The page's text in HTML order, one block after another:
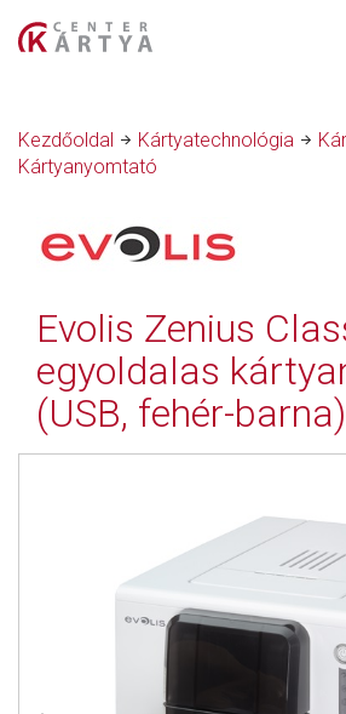
Kezdőoldal Kártyatechnológia
Kártyanyomtató
Evolis Zenius
egyoldalas
(USB, fehér-barna)